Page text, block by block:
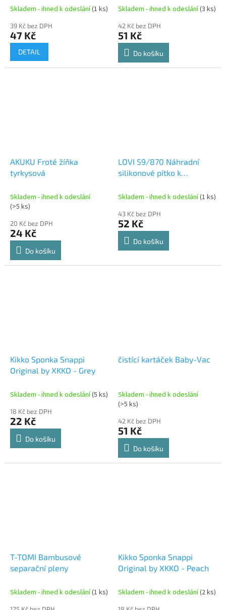
Skladem - ihned k odeslání(1 ks)
39 Kč bez DPH
47 Kč
DETAIL
Skladem - ihned k odeslání(3 ks)
42 Kč bez DPH
51 Kč
Do košíku
AKUKU Froté žíňka
tyrkysová
Skladem - ihned k odeslání
(>5 ks)
20 Kč bez DPH
24 Kč
Do košíku
LOVI 59/870 Náhradní
silikonové pítko k
Skladem - ihned k odeslání(1 ks)
43 Kč bez DPH
52 Kč
Do košíku
Kikko Sponka Snappi
Original by XKKO - Grey
Skladem - ihned k odeslání(5 ks)
18 Kč bez DPH
22 Kč
Do košíku
čistící kartáček Baby-Vac
Skladem - ihned k odeslání
(>5 ks)
42 Kč bez DPH
51 Kč
Do košíku
T-TOMI Bambusové
separační pleny
Skladem - ihned k odeslání(1 ks)
Kikko Sponka Snappi
Original by XKKO - Peach
Skladem - ihned k odeslání(2 ks)